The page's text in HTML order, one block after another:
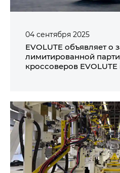
04 сентября 2025
EVOLUTE объявляет о
лимитированной
кроссоверов EVOLUTE